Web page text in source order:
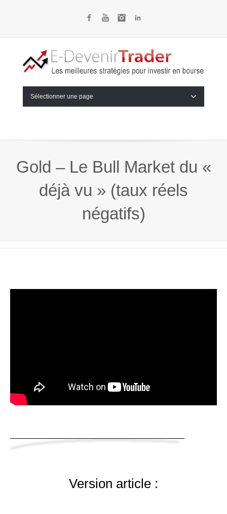
FacebookYouTubeInstagram
Sélectionner une page
Gold – Le Bull Market du «
déjà vu » (taux réels
négatifs)
Version article :